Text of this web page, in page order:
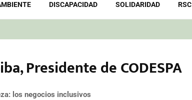
DISCAPACIDAD SOLIDARIDAD RSC
Presidente de CODESPA
los negocios inclusivos